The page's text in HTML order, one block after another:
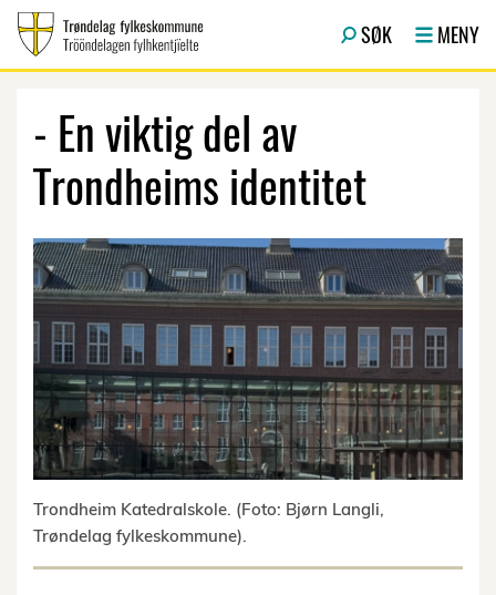
SØK MENY
- En viktig del av
Trondheims identitet
Trondheim Katedralskole. (Foto: Bjørn Langli,
Trøndelag fylkeskommune).